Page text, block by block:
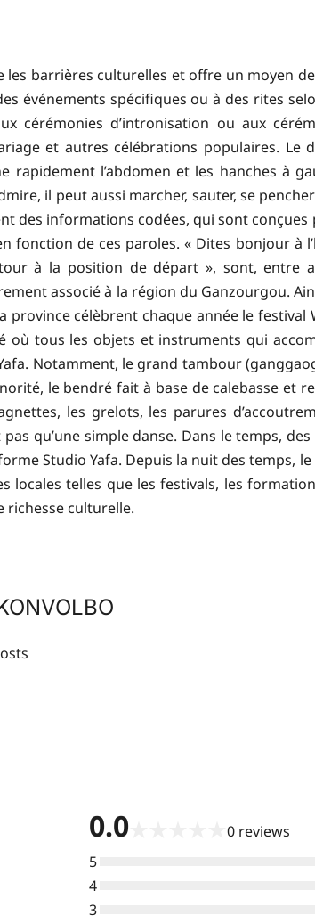
les barrières culturelles et offre un moyen
événements spécifiques ou à des rites
cérémonies d’intronisation ou aux
et autres célébrations populaires. Le
rapidement l’abdomen et les hanches à
il peut aussi marcher, sauter, se
des informations codées, qui sont
fonction de ces paroles. « Dites bonjour à
à la position de départ », sont, entre
associé à la région du Ganzourgou.
province célèbrent chaque année le festival
où tous les objets et instruments qui
Notamment, le grand tambour
le bendré fait à base de calebasse et
les grelots, les parures
qu’une simple danse. Dans le temps,
Studio Yafa. Depuis la nuit des temps,
locales telles que les festivals, les
richesse culturelle.
0.0★ 0 reviews
5
4
3